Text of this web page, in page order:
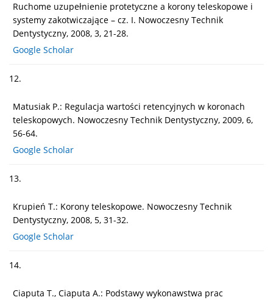
Ruchome uzupełnienie protetyczne a korony teleskopowe i
systemy zakotwiczające – cz. I. Nowoczesny Technik
Dentystyczny, 2008, 3, 21-28.
Google Scholar
12.
Matusiak P.: Regulacja wartości retencyjnych w koronach
teleskopowych. Nowoczesny Technik Dentystyczny, 2009, 6,
56-64.
Google Scholar
13.
Krupień T.: Korony teleskopowe. Nowoczesny Technik
Dentystyczny, 2008, 5, 31-32.
Google Scholar
14.
Ciaputa T., Ciaputa A.: Podstawy wykonawstwa prac